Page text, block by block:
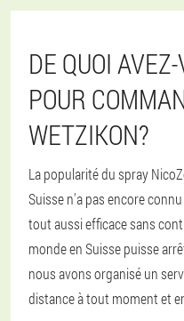
DE QUOI
POUR
WETZIKON?
La popularité du spray
Suisse n'a pas encore
tout aussi efficace sans
monde en Suisse puisse
nous avons organisé un
distance à tout moment et